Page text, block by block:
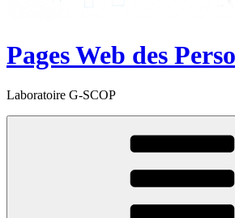
Pages Web des
Laboratoire G-SCOP